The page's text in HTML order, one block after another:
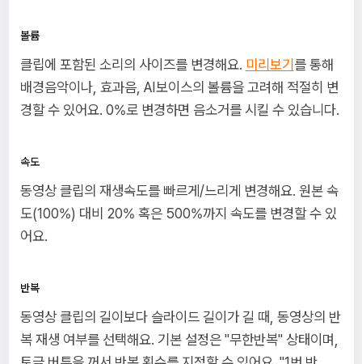
볼륨
클립에 포함된 소리의 사이즈를 변경해요. 미리보기 를 통해
배경음악이나, 효과음, AI보이스의 볼륨을 고려해 적절히 변
경할 수 있어요. 0%로 변경하면 음소거를 시킬 수 있습니다.
속도
동영상 클립의 재생속도를 빠르게/느리게 변경해요. 원본 속
도(100%) 대비 20% 혹은 500%까지 속도를 변경할 수 있
어요.
반복
동영상 클립의 길이보다 슬라이드 길이가 길 때, 동영상의 반
복 재생 여부를 선택해요. 기본 설정은 "무한반복" 상태이며,